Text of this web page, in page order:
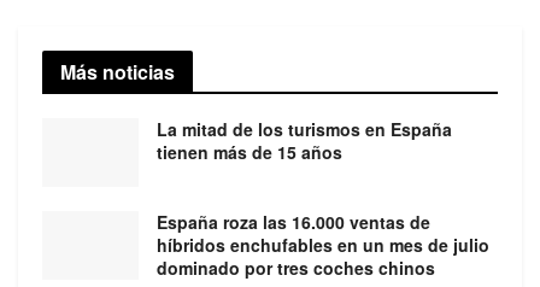
Más noticias
La mitad de los turismos en España
tienen más de 15 años
España roza las 16.000 ventas de
híbridos enchufables en un mes de julio
dominado por tres coches chinos